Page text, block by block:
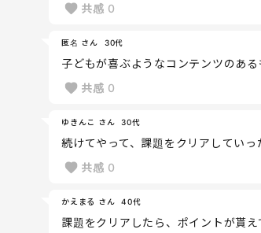
共感 0
匿名 さん 30代
子どもが喜ぶようなコンテンツのあ
共感 0
ゆきんこ さん 30代
続けてやって、課題をクリアしてい
共感 0
かえまる さん 40代
課題をクリアしたら、ポイントが貰